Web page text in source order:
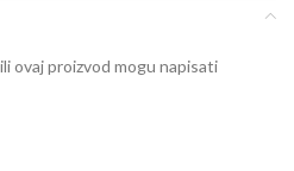
ovaj proizvod mogu napisati